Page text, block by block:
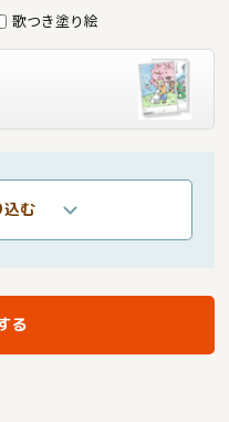
歌つき塗り絵
込む
る